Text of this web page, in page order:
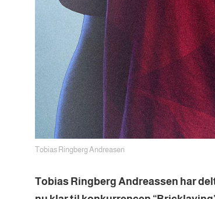
Tobias Ringberg Andreasen
Tobias Ringberg Andreassen har